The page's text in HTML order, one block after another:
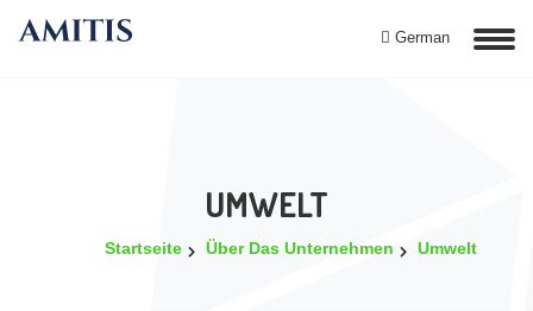
German
UMWELT
Startseite Über Das Unternehmen Umwelt